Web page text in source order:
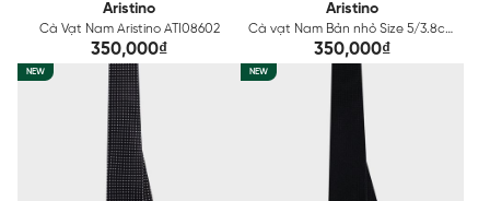
Aristino
Cà Vạt Nam Aristino ATI08602
350,000₫
Aristino
Cà vạt Nam Bản nhỏ Size 5/3.8cm
Aristino ATI08202
350,000₫
NEW NEW